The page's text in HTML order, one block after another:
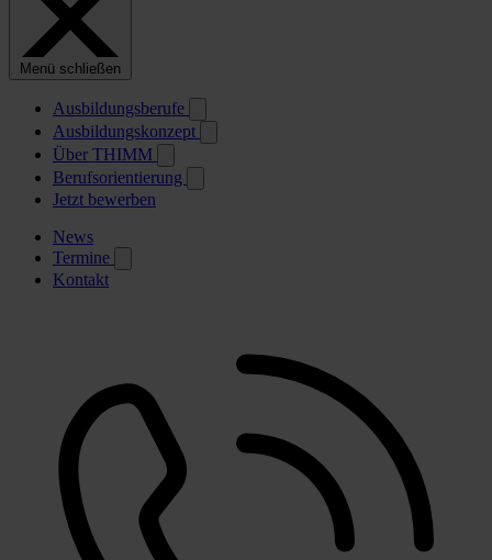
Menü schließen
Ausbildungsberufe
Ausbildungskonzept
Über THIMM
Berufsorientierung
Jetzt bewerben
News
Termine
Kontakt